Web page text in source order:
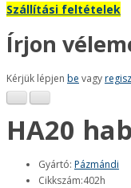
Szállítási feltételek
Írjon
Kérjük lépjen be vagy
HA20
Gyártó: Pázmándi
Cikkszám:402h